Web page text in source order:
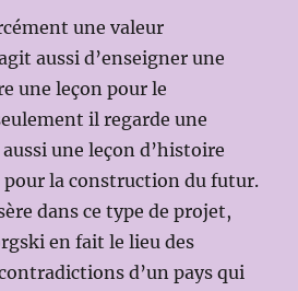
une valeur
aussi d’enseigner une
une leçon pour le
il regarde une
une leçon d’histoire
la construction du futur.
dans ce type de projet,
en fait le lieu des
d’un pays qui